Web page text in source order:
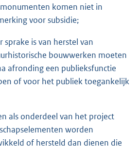
komen niet in
voor subsidie;
sprake is van herstel van
bouwwerken moeten
afronding een publieksfunctie
of voor het publiek toegankelijk
als onderdeel van het project
worden
of hersteld dan dienen die